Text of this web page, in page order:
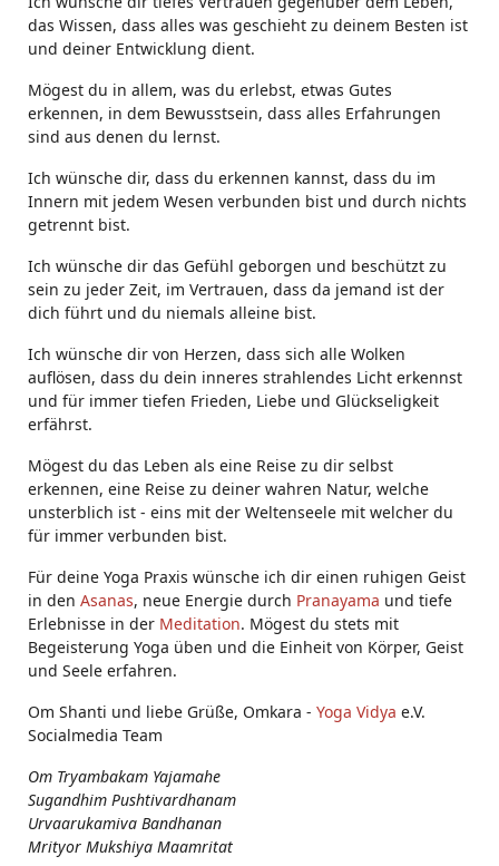
das Wissen, dass alles was geschieht zu deinem Besten ist
und deiner Entwicklung dient.
Mögest du in allem, was du erlebst, etwas Gutes
erkennen, in dem Bewusstsein, dass alles Erfahrungen
sind aus denen du lernst.
Ich wünsche dir, dass du erkennen kannst, dass du im
Innern mit jedem Wesen verbunden bist und durch nichts
getrennt bist.
Ich wünsche dir das Gefühl geborgen und beschützt zu
sein zu jeder Zeit, im Vertrauen, dass da jemand ist der
dich führt und du niemals alleine bist.
Ich wünsche dir von Herzen, dass sich alle Wolken
auflösen, dass du dein inneres strahlendes Licht erkennst
und für immer tiefen Frieden, Liebe und Glückseligkeit
erfährst.
Mögest du das Leben als eine Reise zu dir selbst
erkennen, eine Reise zu deiner wahren Natur, welche
unsterblich ist - eins mit der Weltenseele mit welcher du
für immer verbunden bist.
Für deine Yoga Praxis wünsche ich dir einen ruhigen Geist
in den Asanas, neue Energie durch Pranayama und tiefe
Erlebnisse in der Meditation. Mögest du stets mit
Begeisterung Yoga üben und die Einheit von Körper, Geist
und Seele erfahren.
Om Shanti und liebe Grüße, Omkara - Yoga Vidya e.V.
Socialmedia Team
Om Tryambakam Yajamahe
Sugandhim Pushtivardhanam
Urvaarukamiva Bandhanan
Mrityor Mukshiya Maamritat